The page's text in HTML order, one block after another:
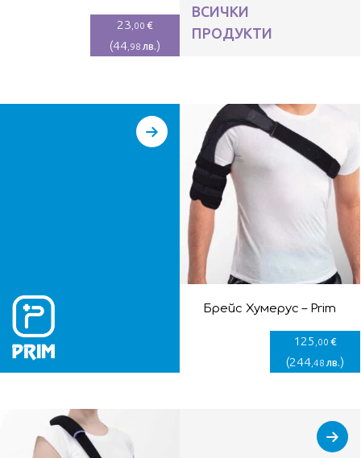
23 ,00 €
(44,98 лв.)
ВСИЧКИ
ПРОДУКТИ
Брейс Хумерус – Prim
125 ,00 €
(244,48 лв.)